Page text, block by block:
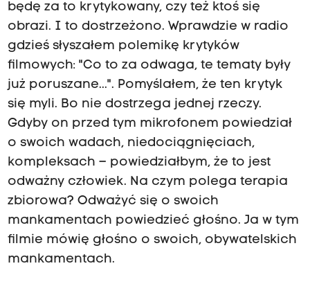
będę za to krytykowany, czy też ktoś się
obrazi. I to dostrzeżono. Wprawdzie w radio
gdzieś słyszałem polemikę krytyków
filmowych: "Co to za odwaga, te tematy były
już poruszane...". Pomyślałem, że ten krytyk
się myli. Bo nie dostrzega jednej rzeczy.
Gdyby on przed tym mikrofonem powiedział
o swoich wadach, niedociągnięciach,
kompleksach – powiedziałbym, że to jest
odważny człowiek. Na czym polega terapia
zbiorowa? Odważyć się o swoich
mankamentach powiedzieć głośno. Ja w tym
filmie mówię głośno o swoich, obywatelskich
mankamentach.